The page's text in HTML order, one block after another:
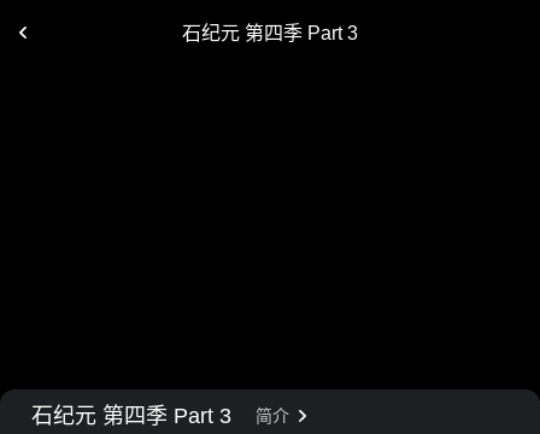
石纪元 第四季 Part 3
石纪元 第四季 Part 3 简介